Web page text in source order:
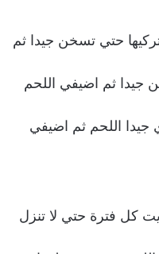
حتي تسخن جيدا ثم
جيدا ثم اضيفي اللحم
اللحم ثم اضيفي
كل فترة حتي لا تنزل